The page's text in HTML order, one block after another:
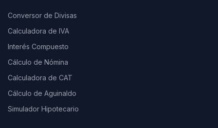
Conversor de Divisas
Calculadora de IVA
Interés Compuesto
Cálculo de Nómina
Calculadora de CAT
Cálculo de Aguinaldo
Simulador Hipotecario